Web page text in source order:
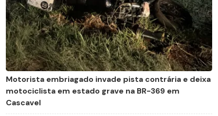
Motorista embriagado invade pista contrária e deixa
motociclista em estado grave na BR-369 em
Cascavel